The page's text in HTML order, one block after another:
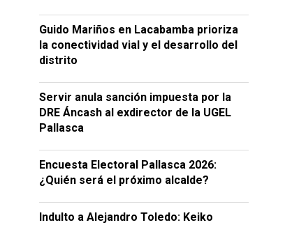
Guido Mariños en Lacabamba prioriza
la conectividad vial y el desarrollo del
distrito
Servir anula sanción impuesta por la
DRE Áncash al exdirector de la UGEL
Pallasca
Encuesta Electoral Pallasca 2026:
¿Quién será el próximo alcalde?
Indulto a Alejandro Toledo: Keiko